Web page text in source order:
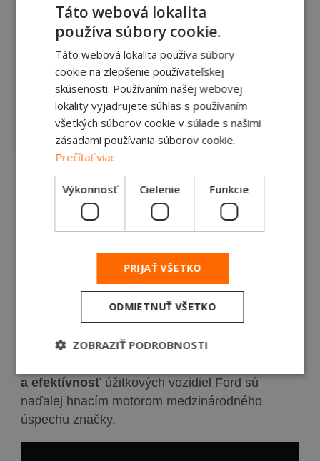
špeciálnym dezénom a moderný kamerový
systém zrkadiel. Jazdu pri nižších otáčkach
umožňuje prevodovka overdrive a
optimalizovaná prevodovka. Okrem toho,
účinnosť vozidla ďalej zvyšuje aktívna chladiaca
mriežka (AGS) a brzdové doštičky s vťahovaním
brzdových strmeňov pomocou pružín, ktoré
znižujú spotrebu paliva.
O spoločnosti
Ford Trucks
je jediná značka ťažkých
nákladných vozidiel spoločnosti Ford, ktorá
stavebné nákladné vozidlá a
nákladné vozidlá nad 16 ton. ModelyF-
aF-LINEsú celosvetovo uznávané ako
a efektívnosťúžitkových vozidiel Ford sú
naďalej hnacím motorom medzinárodného
úspechu značky.
Táto webová lokalita
používa súbory cookie.
Táto webová lokalita používa súbory
cookie na zlepšenie používateľskej
skúsenosti. Používaním našej webovej
lokality vyjadrujete súhlas s používaním
všetkých súborov cookie v súlade s našimi
zásadami používania súborov cookie.
Prečítať viac
Výkonnosť Cielenie Funkcie
PRIJAŤ VŠETKO
ODMIETNUŤ VŠETKO
ZOBRAZIŤ PODROBNOSTI